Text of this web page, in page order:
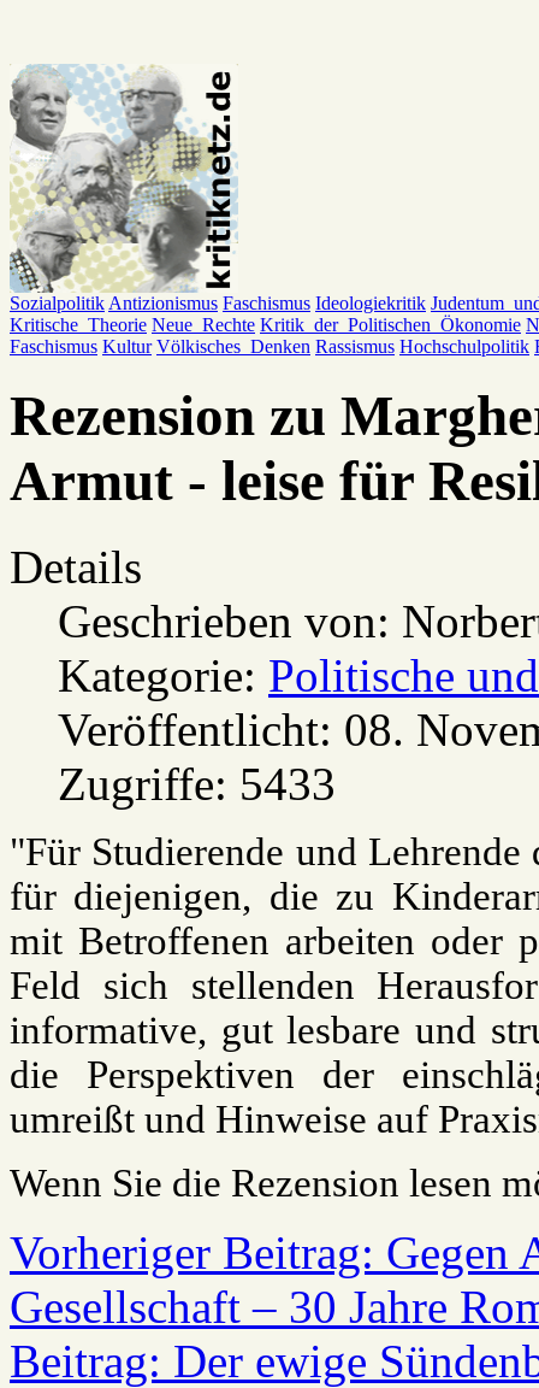
Sozialpolitik Antizionismus Faschismus Ideologiekritik
Kritische_Theorie Neue_Rechte Kritik_der_Politischen_Ökonomie
Faschismus Kultur Völkisches_Denken Rassismus Hochschulpolitik
Rezension zu
Armut - leise für
Details
Geschrieben von:
Kategorie: Politische
Veröffentlicht: 08.
Zugriffe: 5433
"Für Studierende und
für diejenigen, die zu
mit Betroffenen arbeiten oder
Feld sich stellenden
informative, gut lesbare und
die Perspektiven der
umreißt und Hinweise auf
Wenn Sie die Rezension lesen
Vorheriger Beitrag: Gegen
Gesellschaft – 30 Jahre
Beitrag: Der ewige